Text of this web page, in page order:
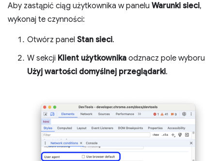
Aby zastąpić ciąg użytkownika w panelu Warunki sieci,
wykonaj te czynności:
Otwórz panel Stan sieci.
W sekcji Klient użytkownika odznacz pole wyboru
Użyj wartości domyślnej przeglądarki.